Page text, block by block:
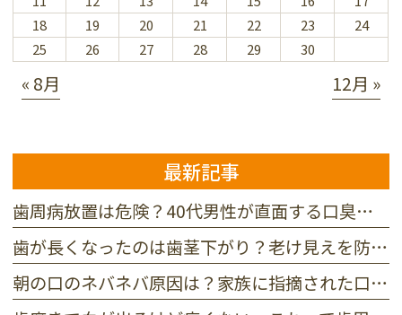
18
19 20 21 22 23
24
25
26 27 28 29 30
« 8月 12月 »
最新記事
歯周病放置は危険？40代男性が直面する口臭と抜歯リスクの真実
歯が長くなったのは歯茎下がり？老け見えを防ぐ3つの原因と対処法
朝の口のネバネバ原因は？家族に指摘された口臭を防ぐ3つの対策